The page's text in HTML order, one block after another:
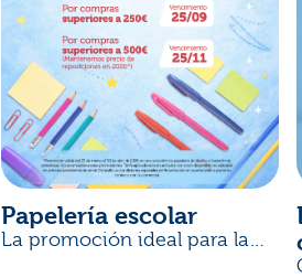
Papelería escolar
La promoción ideal para la